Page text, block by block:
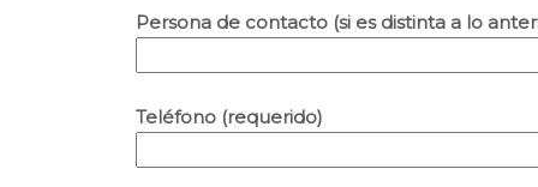
Persona de contacto (si es distinta a lo
Teléfono (requerido)